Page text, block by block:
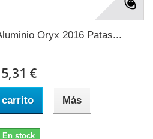
Oryx 2016 Patas...
5,31 €
carrito Más
En stock